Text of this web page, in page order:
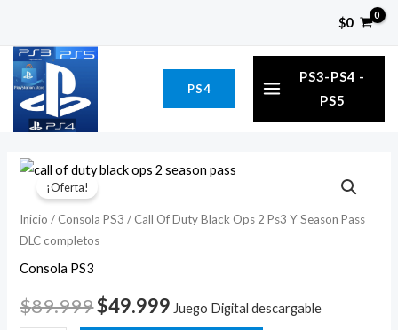
contenido
$0
PS4
MAIN
MENU
PS3-PS4 -
PS5
¡Oferta!
Inicio / Consola PS3 / Call Of Duty Black Ops 2 Ps3 Y Season Pass
DLC completos
Consola PS3
$89.999
El
precio
original
$89.999.
$49.999
El
precio
$49.999.
Juego Digital descargable
Call
Duty
Black
Ops
Ps3